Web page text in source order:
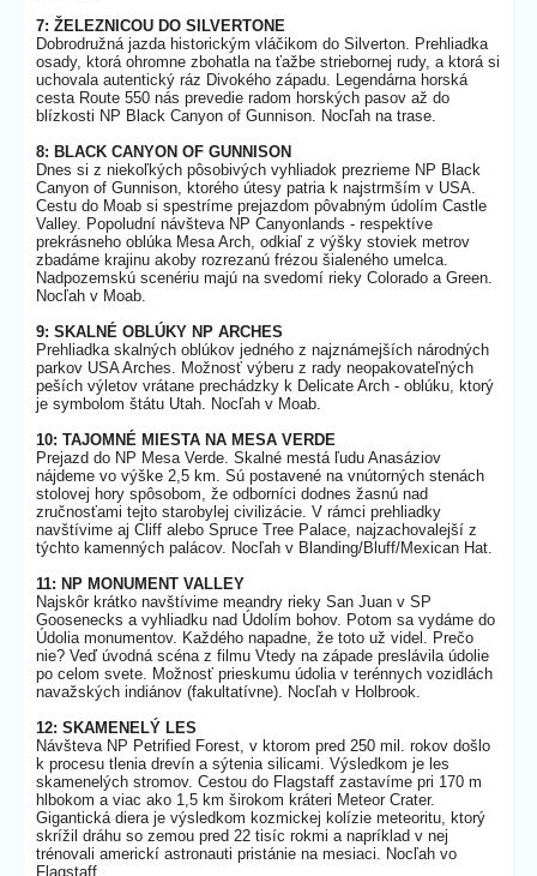
7: ŽELEZNICOU DO SILVERTONE
Dobrodružná jazda historickým vláčikom do Silverton. Prehliadka
osady, ktorá ohromne zbohatla na ťažbe striebornej rudy, a ktorá si
uchovala autentický ráz Divokého západu. Legendárna horská
cesta Route 550 nás prevedie radom horských pasov až do
blízkosti NP Black Canyon of Gunnison. Nocľah na trase.
8: BLACK CANYON OF GUNNISON
Dnes si z niekoľkých pôsobivých vyhliadok prezrieme NP Black
Canyon of Gunnison, ktorého útesy patria k najstrmším v USA.
Cestu do Moab si spestríme prejazdom pôvabným údolím Castle
Valley. Popoludní návšteva NP Canyonlands - respektíve
prekrásneho oblúka Mesa Arch, odkiaľ z výšky stoviek metrov
zbadáme krajinu akoby rozrezanú frézou šialeného umelca.
Nadpozemskú scenériu majú na svedomí rieky Colorado a Green.
Nocľah v Moab.
9: SKALNÉ OBLÚKY NP ARCHES
Prehliadka skalných oblúkov jedného z najznámejších národných
parkov USA Arches. Možnosť výberu z rady neopakovateľných
peších výletov vrátane prechádzky k Delicate Arch - oblúku, ktorý
je symbolom štátu Utah. Nocľah v Moab.
10: TAJOMNÉ MIESTA NA MESA VERDE
Prejazd do NP Mesa Verde. Skalné mestá ľudu Anasáziov
nájdeme vo výške 2,5 km. Sú postavené na vnútorných stenách
stolovej hory spôsobom, že odborníci dodnes žasnú nad
zručnosťami tejto starobylej civilizácie. V rámci prehliadky
navštívime aj Cliff alebo Spruce Tree Palace, najzachovalejší z
týchto kamenných palácov. Nocľah v Blanding/Bluff/Mexican Hat.
11: NP MONUMENT VALLEY
Najskôr krátko navštívime meandry rieky San Juan v SP
Goosenecks a vyhliadku nad Údolím bohov. Potom sa vydáme do
Údolia monumentov. Každého napadne, že toto už videl. Prečo
nie? Veď úvodná scéna z filmu Vtedy na západe preslávila údolie
po celom svete. Možnosť prieskumu údolia v terénnych vozidlách
navažských indiánov (fakultatívne). Nocľah v Holbrook.
12: SKAMENELÝ LES
Návšteva NP Petrified Forest, v ktorom pred 250 mil. rokov došlo
k procesu tlenia drevín a sýtenia silicami. Výsledkom je les
skamenelých stromov. Cestou do Flagstaff zastavíme pri 170 m
hlbokom a viac ako 1,5 km širokom kráteri Meteor Crater.
Gigantická diera je výsledkom kozmickej kolízie meteoritu, ktorý
skrížil dráhu so zemou pred 22 tisíc rokmi a napríklad v nej
trénovali americkí astronauti pristánie na mesiaci. Nocľah vo
Flagstaff.